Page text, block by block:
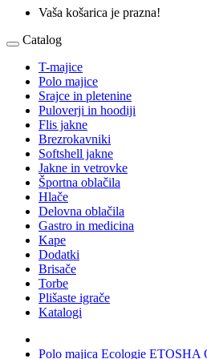
Vaša košarica je prazna!
Catalog
T-majice
Polo majice
Srajce in pletenine
Puloverji in hoodiji
Flis jakne
Brezrokavniki
Softshell jakne
Jakne in vetrovke
Športna oblačila
Hlače
Delovna oblačila
Gastro in medicina
Kape
Dodatki
Brisače
Torbe
Plišaste igrače
Katalogi
Polo majica Ecologie